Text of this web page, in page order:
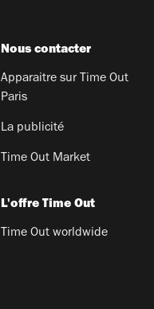
Nous contacter
Apparaitre sur Time Out
Paris
La publicité
Time Out Market
L'offre Time Out
Time Out worldwide